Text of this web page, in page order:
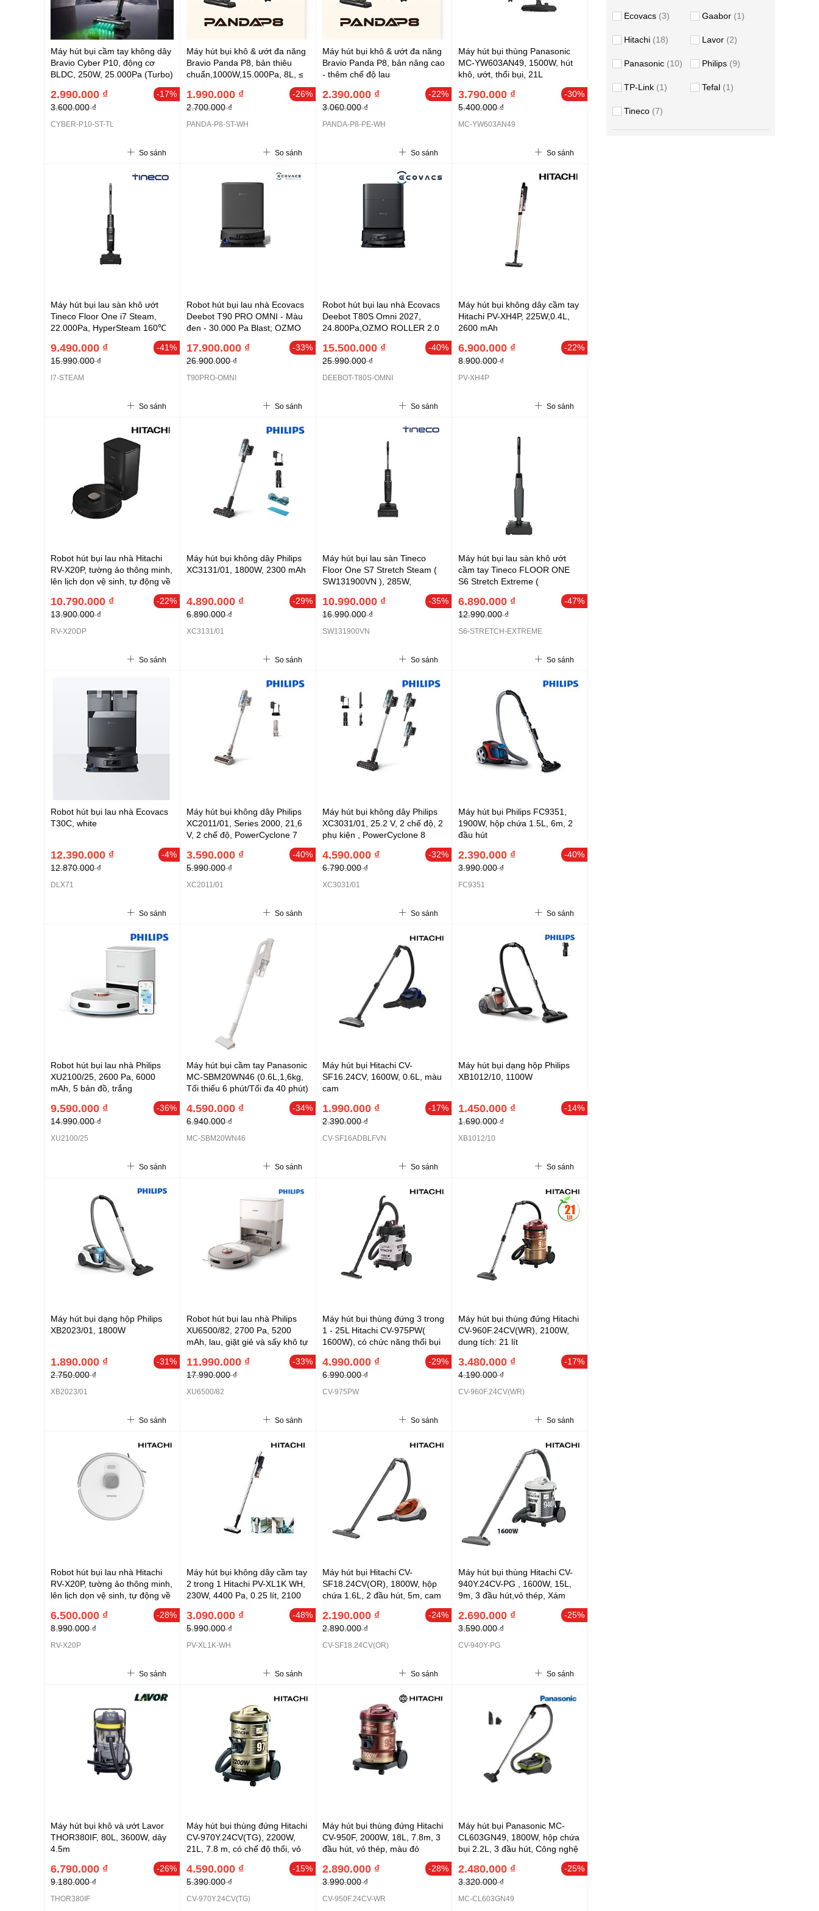
Máy hút bụi cầm tay không dây
Bravio Cyber P10, động cơ
BLDC, 250W, 25.000Pa (Turbo)
-17%
2.990.000 ₫
3.600.000 ₫
CYBER-P10-ST-TL
So sánh
Máy hút bụi khô & ướt đa năng
Bravio Panda P8, bản thiêu
chuẩn,1000W,15.000Pa, 8L, ≤
-26%
1.990.000 ₫
2.700.000 ₫
PANDA-P8-ST-WH
So sánh
Máy hút bụi khô & ướt đa năng
Bravio Panda P8, bản nâng cao
- thêm chế độ lau
sàn,1000W,15.000Pa, 8L, ≤
83dB
-22%
2.390.000 ₫
3.060.000 ₫
PANDA-P8-PE-WH
So sánh
Máy hút bụi thùng Panasonic
MC-YW603AN49, 1500W, hút
khô, ướt, thổi bụi, 21L
-30%
3.790.000 ₫
5.400.000 ₫
MC-YW603AN49
So sánh
Máy hút bụi lau sàn khô ướt
Tineco Floor One i7 Steam,
22.000Pa, HyperSteam 160℃
-41%
9.490.000 ₫
15.990.000 ₫
I7-STEAM
So sánh
Robot hút bụi lau nhà Ecovacs
Deebot T90 PRO OMNI - Màu
đen - 30.000 Pa Blast; OZMO
4000mAh; Hút rác, giặt con lăn,
sấy khô, cấp nước.
-33%
17.900.000 ₫
26.900.000 ₫
T90PRO-OMNI
So sánh
Robot hút bụi lau nhà Ecovacs
Deebot T80S Omni 2027,
24.800Pa,OZMO ROLLER 2.0
chức năng tự động
-40%
15.500.000 ₫
25.990.000 ₫
DEEBOT-T80S-OMNI
So sánh
Máy hút bụi không dây cầm tay
Hitachi PV-XH4P, 225W,0.4L,
2600 mAh
-22%
6.900.000 ₫
8.900.000 ₫
PV-XH4P
So sánh
Robot hút bụi lau nhà Hitachi
RV-X20P, tường ảo thông minh,
lên lịch dọn vệ sinh, tự động về
trạm sạc, 5000 Pa, <70 dBA,
màu đen
-22%
10.790.000 ₫
13.900.000 ₫
RV-X20DP
So sánh
Máy hút bụi không dây Philips
XC3131/01, 1800W, 2300 mAh
-29%
4.890.000 ₫
6.890.000 ₫
XC3131/01
So sánh
Máy hút bụi lau sàn Tineco
Floor One S7 Stretch Steam (
SW131900VN ), 285W,
≤45dBA, HyperSteam 160℃-35%
10.990.000 ₫
16.990.000 ₫
SW131900VN
So sánh
Máy hút bụi lau sàn khô ướt
cầm tay Tineco FLOOR ONE
S6 Stretch Extreme (
FW423500VN ), 6*4000mAh,
20.000Pa, Giặt giẻ bằng nước
nóng 85°C, màu đen
-47%
6.890.000 ₫
12.990.000 ₫
S6-STRETCH-EXTREME
So sánh
Robot hút bụi lau nhà Ecovacs
T30C, white
-4%
12.390.000 ₫
12.870.000 ₫
DLX71
So sánh
Máy hút bụi không dây Philips
XC2011/01, Series 2000, 21,6
V, 2 chế độ, PowerCyclone 7
-40%
3.590.000 ₫
5.990.000 ₫
XC2011/01
So sánh
Máy hút bụi không dây Philips
XC3031/01, 25.2 V, 2 chế độ, 2
phụ kiện , PowerCyclone 8
-32%
4.590.000 ₫
6.790.000 ₫
XC3031/01
So sánh
Máy hút bụi Philips FC9351,
1900W, hộp chứa 1.5L, 6m, 2
đầu hút
-40%
2.390.000 ₫
3.990.000 ₫
FC9351
So sánh
Robot hút bụi lau nhà Philips
XU2100/25, 2600 Pa, 6000
mAh, 5 bản đồ, trắng
-36%
9.590.000 ₫
14.990.000 ₫
XU2100/25
So sánh
Máy hút bụi cầm tay Panasonic
MC-SBM20WN46 (0.6L,1,6kg,
Tối thiểu 6 phút/Tối đa 40 phút)
-34%
4.590.000 ₫
6.940.000 ₫
MC-SBM20WN46
So sánh
Máy hút bụi Hitachi CV-
SF16.24CV, 1600W, 0.6L, màu
cam
-17%
1.990.000 ₫
2.390.000 ₫
CV-SF16ADBLFVN
So sánh
Máy hút bụi dạng hộp Philips
XB1012/10, 1100W
-14%
1.450.000 ₫
1.690.000 ₫
XB1012/10
So sánh
Máy hút bụi dạng hộp Philips
XB2023/01, 1800W
-31%
1.890.000 ₫
2.750.000 ₫
XB2023/01
So sánh
Robot hút bụi lau nhà Philips
XU6500/82, 2700 Pa, 5200
mAh, lau, giặt giẻ và sấy khô tự
-33%
11.990.000 ₫
17.990.000 ₫
XU6500/82
So sánh
Máy hút bụi thùng đứng 3 trong
1 - 25L Hitachi CV-975PW(
1600W), có chức năng thổi bụi
-29%
4.990.000 ₫
6.990.000 ₫
CV-975PW
So sánh
Máy hút bụi thùng đứng Hitachi
CV-960F.24CV(WR), 2100W,
dung tích: 21 lít
-17%
3.480.000 ₫
4.190.000 ₫
CV-960F.24CV(WR)
So sánh
Robot hút bụi lau nhà Hitachi
RV-X20P, tường ảo thông minh,
lên lịch dọn vệ sinh, tự động về
trạm sạc, 3200mAh, 5000 Pa,
<70 dBA, màu trắng
-28%
6.500.000 ₫
8.990.000 ₫
RV-X20P
So sánh
Máy hút bụi không dây cầm tay
2 trong 1 Hitachi PV-XL1K WH,
230W, 4400 Pa, 0.25 lít, 2100
mAh, Sạc khoảng 3.5 giờ, dùng
30 - 45 phút
-48%
3.090.000 ₫
5.990.000 ₫
PV-XL1K-WH
So sánh
Máy hút bụi Hitachi CV-
SF18.24CV(OR), 1800W, hộp
chứa 1.6L, 2 đầu hút, 5m, cam
-24%
2.190.000 ₫
2.890.000 ₫
CV-SF18.24CV(OR)
So sánh
Máy hút bụi thùng Hitachi CV-
940Y.24CV-PG , 1600W, 15L,
9m, 3 đầu hút,vỏ thép, Xám
-25%
2.690.000 ₫
3.590.000 ₫
CV-940Y-PG
So sánh
Máy hút bụi khô và ướt Lavor
THOR380IF, 80L, 3600W, dây
4.5m
-26%
6.790.000 ₫
9.180.000 ₫
THOR380IF
Máy hút bụi thùng đứng Hitachi
CV-970Y.24CV(TG), 2200W,
21L, 7.8 m, có chế độ thổi, vỏ
-15%
4.590.000 ₫
5.390.000 ₫
CV-970Y.24CV(TG)
Máy hút bụi thùng đứng Hitachi
CV-950F, 2000W, 18L, 7.8m, 3
đầu hút, vỏ thép, màu đỏ
-28%
2.890.000 ₫
3.990.000 ₫
CV-950F.24CV-WR
Máy hút bụi Panasonic MC-
CL603GN49, 1800W, hộp chứa
bụi 2.2L, 3 đầu hút, Công nghệ
gió xoáy cực đại mang lại lực
hút bền bỉ
-25%
2.480.000 ₫
3.320.000 ₫
MC-CL603GN49
Ecovacs 3 Gaabor 1
Hitachi 18 Lavor 2
Panasonic 10 Philips 9
TP-Link 1 Tefal 1
Tineco 7